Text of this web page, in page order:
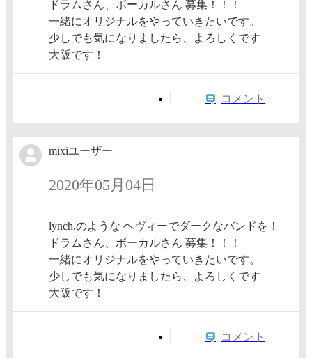
ドラムさん、ボーカルさん 募集！！！
一緒にオリジナルをやっていきたいです。
少しでも気になりましたら、よろしくです
大阪です！
コメント
mixiユーザー
2020年05月04日
lynch.のような ヘヴィーでダークなバンドを！
ドラムさん、ボーカルさん 募集！！！
一緒にオリジナルをやっていきたいです。
少しでも気になりましたら、よろしくです
大阪です！
コメント